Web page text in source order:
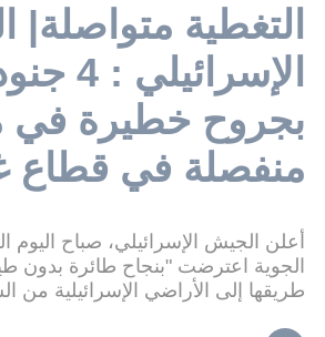
التغطية
بجروح خطيرة في
منفصلة في قطاع
أعلن الجيش الإسرائيلي، صباح اليوم
الجوية اعترضت "بنجاح طائرة بدون
طريقها إلى الأراضي الإسرائيلية من